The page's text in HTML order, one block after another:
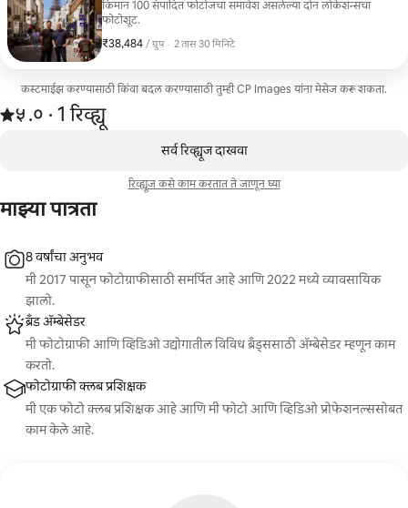
किमान 100 संपादित फोटोजचा समावेश असलेल्या दोन लोकेशन्सचा
फोटोशूट.
₹38,484 / ग्रुप
₹38,484, प्रति ग्रुप
, · 2 तास 30 मिनिटे
कस्टमाईझ करण्यासाठी किंवा बदल करण्यासाठी तुम्ही CP Images यांना मेसेज करू शकता.
1 रिव्ह्यूमधून 5 पैकी ५.० स्टार रेटिंग आहे
५.०
,
· 1 रिव्ह्यू
सर्व रिव्ह्यूज दाखवा
रिव्ह्यूज कसे काम करतात ते जाणून घ्या
माझ्या पात्रता
8 वर्षांचा अनुभव
मी 2017 पासून फोटोग्राफीसाठी समर्पित आहे आणि 2022 मध्ये व्यावसायिक
झालो.
ब्रँड ॲम्बेसेडर
मी फोटोग्राफी आणि व्हिडिओ उद्योगातील विविध ब्रँड्ससाठी अ‍ॅम्बेसेडर म्हणून काम
करतो.
फोटोग्राफी क्लब प्रशिक्षक
मी एक फोटो क्लब प्रशिक्षक आहे आणि मी फोटो आणि व्हिडिओ प्रोफेशनल्ससोबत
काम केले आहे.